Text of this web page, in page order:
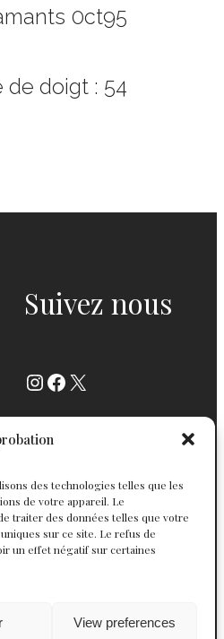
des technologies telles que les
de votre appareil. Le
traiter des données telles que votre
sur ce site. Le refus de
un effet négatif sur certaines
View preferences
0ct95
de doigt : 54
Suivez nous
Instagram
Facebook
X